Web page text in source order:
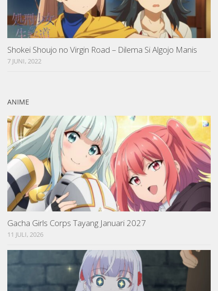
Shokei Shoujo no Virgin Road – Dilema Si Algojo Manis
7 JUNI, 2022
ANIME
Gacha Girls Corps Tayang Januari 2027
11 JULI, 2026